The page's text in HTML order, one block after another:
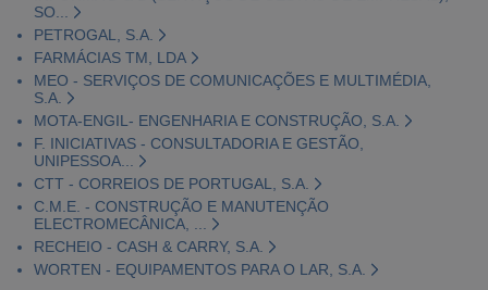
SO...
PETROGAL, S.A.
FARMÁCIAS TM, LDA
MEO - SERVIÇOS DE COMUNICAÇÕES E MULTIMÉDIA,
S.A.
MOTA-ENGIL- ENGENHARIA E CONSTRUÇÃO, S.A.
F. INICIATIVAS - CONSULTADORIA E GESTÃO,
UNIPESSOA...
CTT - CORREIOS DE PORTUGAL, S.A.
C.M.E. - CONSTRUÇÃO E MANUTENÇÃO
ELECTROMECÂNICA, ...
RECHEIO - CASH & CARRY, S.A.
WORTEN - EQUIPAMENTOS PARA O LAR, S.A.